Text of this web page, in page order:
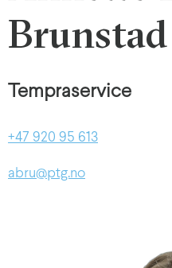
Brunstad
Tempraservice
+47 920 95 613
abru@ptg.no